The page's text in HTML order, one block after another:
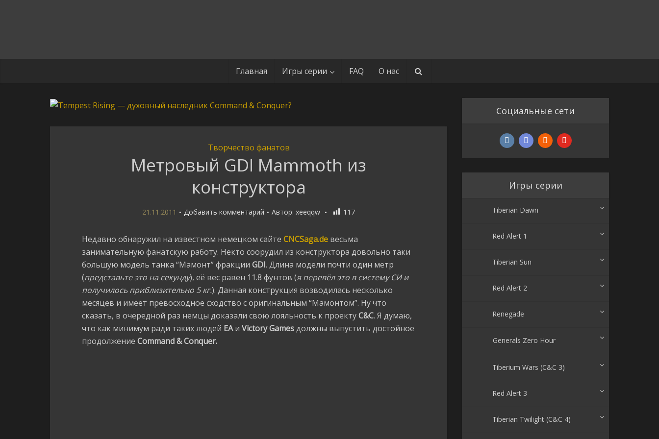
Главная Игры серии FAQ О нас
Творчество фанатов
Метровый GDI Mammoth из
конструктора
21.11.2011 Добавить комментарий Автор: xeeqqw 117
Недавно обнаружил на известном немецком сайте CNCSaga.de весьма
занимательную фанатскую работу. Некто соорудил из конструктора довольно таки
большую модель танка “Мамонт” фракции GDI. Длина модели почти один метр
(представьте это на секунду), её вес равен 11.8 фунтов (я перевёл это в систему СИ и
получилось приблизительно 5 кг.). Данная конструкция возводилась несколько
месяцев и имеет превосходное сходство с оригинальным “Мамонтом”. Ну что
сказать, в очередной раз немцы доказали свою лояльность к проектуC&C. Я думаю,
что как минимум ради таких людей EAи Victory Gamesдолжны выпустить достойное
продолжение Command & Conquer.
Социальные сети
Игры серии
Tiberian Dawn
Red Alert 1
Tiberian Sun
Red Alert 2
Renegade
Generals Zero Hour
Tiberium Wars (C&C 3)
Red Alert 3
Tiberian Twilight (C&C 4)